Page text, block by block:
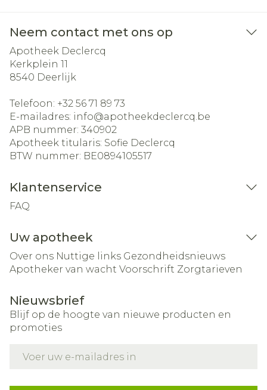
Neem contact met ons op
Apotheek Declercq
Kerkplein 11
8540 Deerlijk
Telefoon: +32 56 71 89 73
E-mailadres: info@apotheekdeclercq.be
APB nummer: 340902
Apotheek titularis: Sofie Declercq
BTW nummer: BE0894105517
Klantenservice
FAQ
Uw apotheek
Over ons Nuttige links Gezondheidsnieuws
Apotheker van wacht Voorschrift Zorgtarieven
Nieuwsbrief
Blijf op de hoogte van nieuwe producten en
promoties